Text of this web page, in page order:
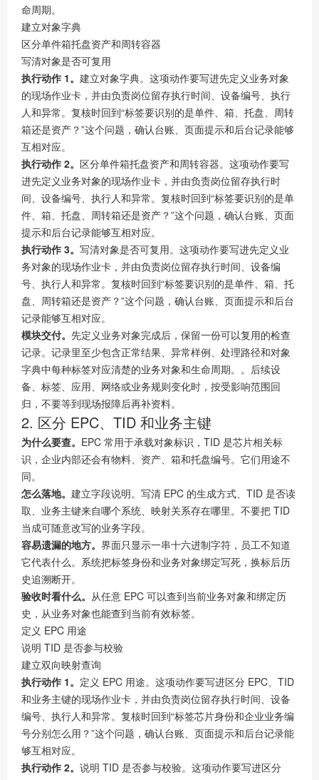
命周期。
建立对象字典
区分单件箱托盘资产和周转容器
写清对象是否可复用
执行动作 1。 建立对象字典。这项动作要写进先定义业务对象
的现场作业卡，并由负责岗位留存执行时间、设备编号、执行
人和异常。复核时回到“标签要识别的是单件、箱、托盘、周转
箱还是资产？”这个问题，确认台账、页面提示和后台记录能够
互相对应。
执行动作 2。 区分单件箱托盘资产和周转容器。这项动作要写
进先定义业务对象的现场作业卡，并由负责岗位留存执行时
间、设备编号、执行人和异常。复核时回到“标签要识别的是单
件、箱、托盘、周转箱还是资产？”这个问题，确认台账、页面
提示和后台记录能够互相对应。
执行动作 3。 写清对象是否可复用。这项动作要写进先定义业
务对象的现场作业卡，并由负责岗位留存执行时间、设备编
号、执行人和异常。复核时回到“标签要识别的是单件、箱、托
盘、周转箱还是资产？”这个问题，确认台账、页面提示和后台
记录能够互相对应。
模块交付。 先定义业务对象完成后，保留一份可以复用的检查
记录。记录里至少包含正常结果、异常样例、处理路径和对象
字典中每种标签对应清楚的业务对象和生命周期。。后续设
备、标签、应用、网络或业务规则变化时，按受影响范围回
归，不要等到现场报障后再补资料。
2. 区分 EPC、TID 和业务主键
为什么要查。 EPC 常用于承载对象标识，TID 是芯片相关标
识，企业内部还会有物料、资产、箱和托盘编号。它们用途不
同。
怎么落地。 建立字段说明。写清 EPC 的生成方式、TID 是否读
取、业务主键来自哪个系统、映射关系存在哪里。不要把 TID
当成可随意改写的业务字段。
容易遗漏的地方。 界面只显示一串十六进制字符，员工不知道
它代表什么。系统把标签身份和业务对象绑定写死，换标后历
史追溯断开。
验收时看什么。 从任意 EPC 可以查到当前业务对象和绑定历
史，从业务对象也能查到当前有效标签。
定义 EPC 用途
说明 TID 是否参与校验
建立双向映射查询
执行动作 1。 定义 EPC 用途。这项动作要写进区分 EPC、TID
和业务主键的现场作业卡，并由负责岗位留存执行时间、设备
编号、执行人和异常。复核时回到“标签芯片身份和企业业务编
号分别怎么用？”这个问题，确认台账、页面提示和后台记录能
够互相对应。
执行动作 2。 说明 TID 是否参与校验。这项动作要写进区分